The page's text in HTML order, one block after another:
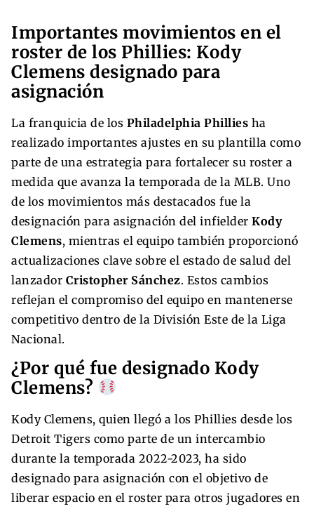
Importantes movimientos en el
roster de los Phillies: Kody
Clemens designado para
asignación
La franquicia de los Philadelphia Phillies ha
realizado importantes ajustes en su plantilla como
parte de una estrategia para fortalecer su roster a
medida que avanza la temporada de la MLB. Uno
de los movimientos más destacados fue la
designación para asignación del infielder Kody
Clemens, mientras el equipo también proporcionó
actualizaciones clave sobre el estado de salud del
lanzador Cristopher Sánchez. Estos cambios
reflejan el compromiso del equipo en mantenerse
competitivo dentro de la División Este de la Liga
Nacional.
¿Por qué fue designado Kody
Clemens?
Kody Clemens, quien llegó a los Phillies desde los
Detroit Tigers como parte de un intercambio
durante la temporada 2022-2023, ha sido
designado para asignación con el objetivo de
liberar espacio en el roster para otros jugadores en